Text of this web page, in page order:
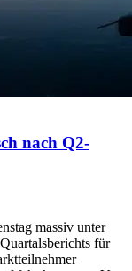
nach Q2-
massiv unter
für